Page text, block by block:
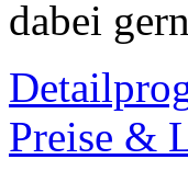
dabei
Preise &